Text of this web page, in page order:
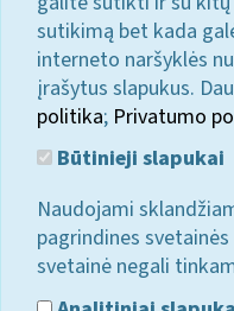
sutikimą bet kada
interneto naršyklės
įrašytus slapukus.
politika; Privatumo
Būtinieji slapukai
Naudojami
pagrindines
svetainė negali